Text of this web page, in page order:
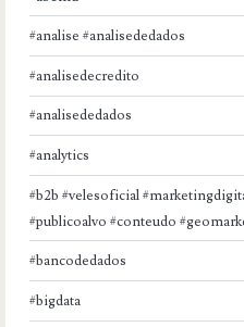
#analise #analisededados
#analisedecredito
#analisededados
#analytics
#b2b #velesoficial
#publicoalvo #conteudo
#bancodedados
#bigdata